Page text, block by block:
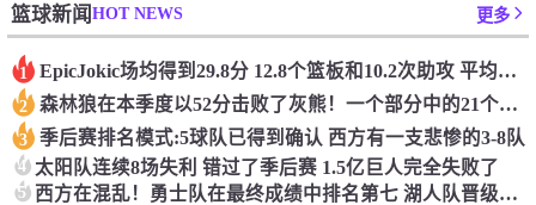
篮球新闻HOT NEWS 更多
1 Epic️Jokic场均得到29.8分 12.8个篮板和10.2次助攻 平均三双很容易吗？
2 森林狼在本季度以52分击败了灰熊！一个部分中的21个中有18个！骑着摇头丸的战士第六 湖船不舒服
3 季后赛排名模式:5球队已得到确认 西方有一支悲惨的3-8队
4 太阳队连续8场失利 错过了季后赛 1.5亿巨人完全失败了
5 西方在混乱！勇士队在最终成绩中排名第七 湖人队晋级季后赛 火箭向快船送了礼物